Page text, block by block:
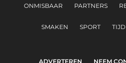
ONMISBAAR PARTNERS
SMAKEN SPORT TIJD
ADVERTEREN NEEM